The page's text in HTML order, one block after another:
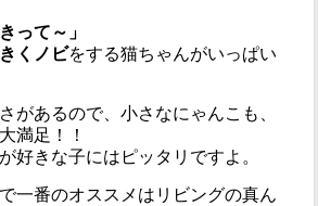
って～」
くノビをする猫ちゃんがいっぱい
があるので、小さなにゃんこも、
満足！！
好きな子にはピッタリですよ。
一番のオススメはリビングの真ん